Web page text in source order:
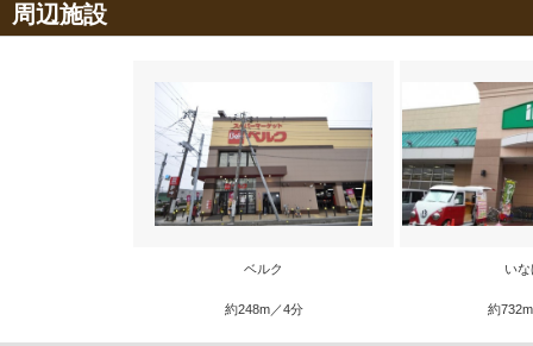
周辺施設
ベルク
約248m／4分
い
約